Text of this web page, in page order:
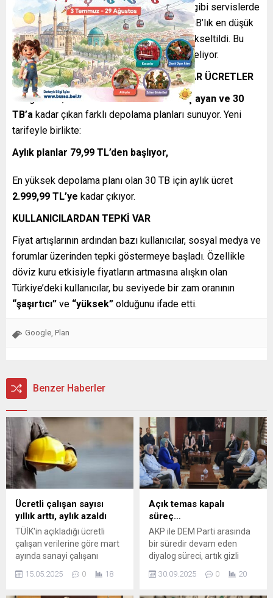
Google Drive, Gmail ve Google Fotoğraflar gibi servislerde
ek alan sunan Google One hizmetinin 200 GB’lık en düşük
yıllık planı,199,99 TL’den 799,99 TL’yeyükseltildi. Bu
artış, tam yüzde 300’lük bir zam anlamına geliyor.
30 TB’A KADAR ALAN, 2.999 TL’YE KADAR ÜCRETLER
Google One, kullanıcılarına200 GB’tan başlayan ve 30
TB’a kadar çıkan farklı depolama planları sunuyor. Yeni
tarifeyle birlikte:
Aylık planlar 79,99 TL’den başlıyor,
En yüksek depolama planı olan 30 TB için aylık ücret
2.999,99 TL’ye kadar çıkıyor.
KULLANICILARDAN TEPKİ VAR
Fiyat artışlarının ardından bazı kullanıcılar, sosyal medya ve
forumlar üzerinden tepki göstermeye başladı. Özellikle
döviz kuru etkisiyle fiyatların artmasına alışkın olan
Türkiye’deki kullanıcılar, bu seviyede bir zam oranının
“şaşırtıcı” ve “yüksek” olduğunu ifade etti.
Google Plan
Benzer Haberler
Ücretli çalışan sayısı
yıllık arttı, aylık azaldı
TÜİK'in açıkladığı ücretli
çalışan verilerine göre mart
ayında sanayi çalışanı
azalırken hizmet çalışanı
sayısında artış oldu.
15.05.2025 0 18
Açık temas kapalı
süreç…
AKP ile DEM Parti arasında
bir süredir devam eden
diyalog süreci, artık gizli
kapılar ardında değil, sahada
ve yerel yönetimlerde açık
30.09.2025 0 20